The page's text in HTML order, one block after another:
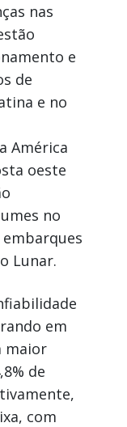
nas
e
de
e no
América
oeste
no
Lunar.
em
maior
de
com